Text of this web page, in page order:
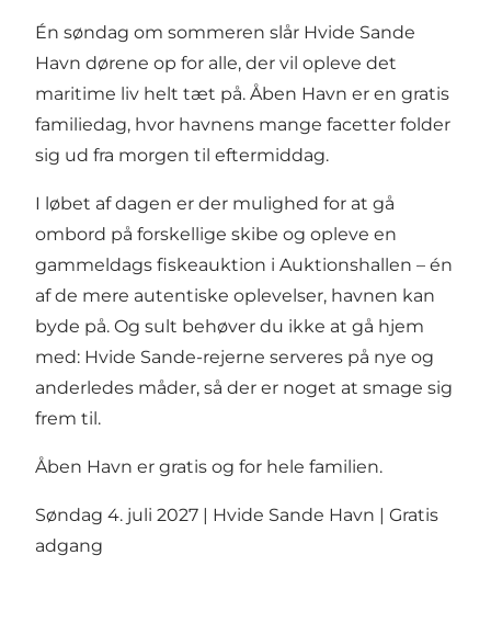
Én søndag om sommeren slår Hvide Sande
Havn dørene op for alle, der vil opleve det
maritime liv helt tæt på. Åben Havn er en gratis
familiedag, hvor havnens mange facetter folder
sig ud fra morgen til eftermiddag.
I løbet af dagen er der mulighed for at gå
ombord på forskellige skibe og opleve en
gammeldags fiskeauktion i Auktionshallen – én
af de mere autentiske oplevelser, havnen kan
byde på. Og sult behøver du ikke at gå hjem
med: Hvide Sande-rejerne serveres på nye og
anderledes måder, så der er noget at smage sig
frem til.
Åben Havn er gratis og for hele familien.
Søndag 4. juli 2027 | Hvide Sande Havn | Gratis
adgang